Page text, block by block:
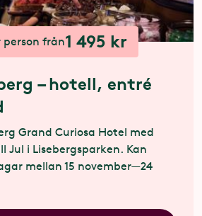
person från1 495 kr
– hotell, entré
Grand Curiosa Hotel med
Jul i Lisebergsparken. Kan
mellan 15 november—24